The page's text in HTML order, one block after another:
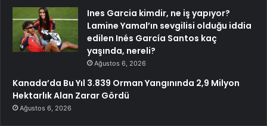
Ines Garcia kimdir, ne iş yapıyor?
Lamine Yamal’ın sevgilisi olduğu iddia
edilen Inés García Santos kaç
yaşında, nereli?
Ağustos 6, 2026
Kanada’da Bu Yıl 3.839 Orman Yangınında 2,9 Milyon
Hektarlık Alan Zarar Gördü
Ağustos 6, 2026